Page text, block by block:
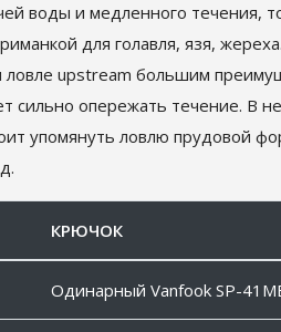
воды и медленного течения,
для голавля, язя,
upstream большим
сильно опережать течение. В
упомянуть ловлю прудовой
КРЮЧОК
Одинарный Vanfook SP-